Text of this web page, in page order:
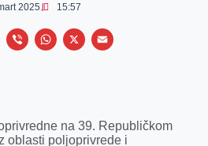
2025. 15:57
L
e
V
r
W
s
X
E
l
na 39. Republičkom
oblasti poljoprivrede i